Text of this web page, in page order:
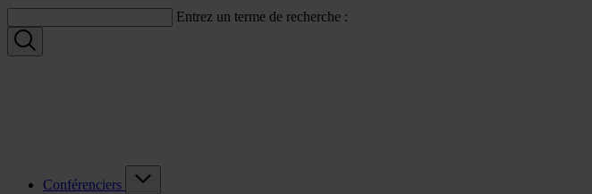
Entrez un terme de recherche :
Conférenciers